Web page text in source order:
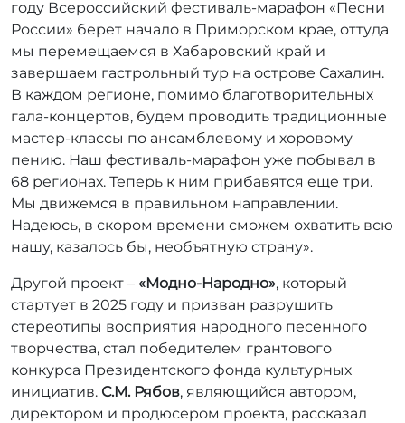
году Всероссийский фестиваль-марафон «Песни
России» берет начало в Приморском крае, оттуда
мы перемещаемся в Хабаровский край и
завершаем гастрольный тур на острове Сахалин.
В каждом регионе, помимо благотворительных
гала-концертов, будем проводить традиционные
мастер-классы по ансамблевому и хоровому
пению. Наш фестиваль-марафон уже побывал в
68 регионах. Теперь к ним прибавятся еще три.
Мы движемся в правильном направлении.
Надеюсь, в скором времени сможем охватить всю
нашу, казалось бы, необъятную страну».
Другой проект – «Модно-Народно», который
стартует в 2025 году и призван разрушить
стереотипы восприятия народного песенного
творчества, стал победителем грантового
конкурса Президентского фонда культурных
инициатив. С.М. Рябов, являющийся автором,
директором и продюсером проекта, рассказал